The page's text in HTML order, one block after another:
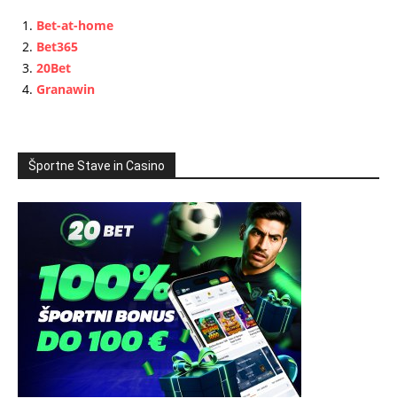
Bet-at-home
Bet365
20Bet
Granawin
Športne Stave in Casino